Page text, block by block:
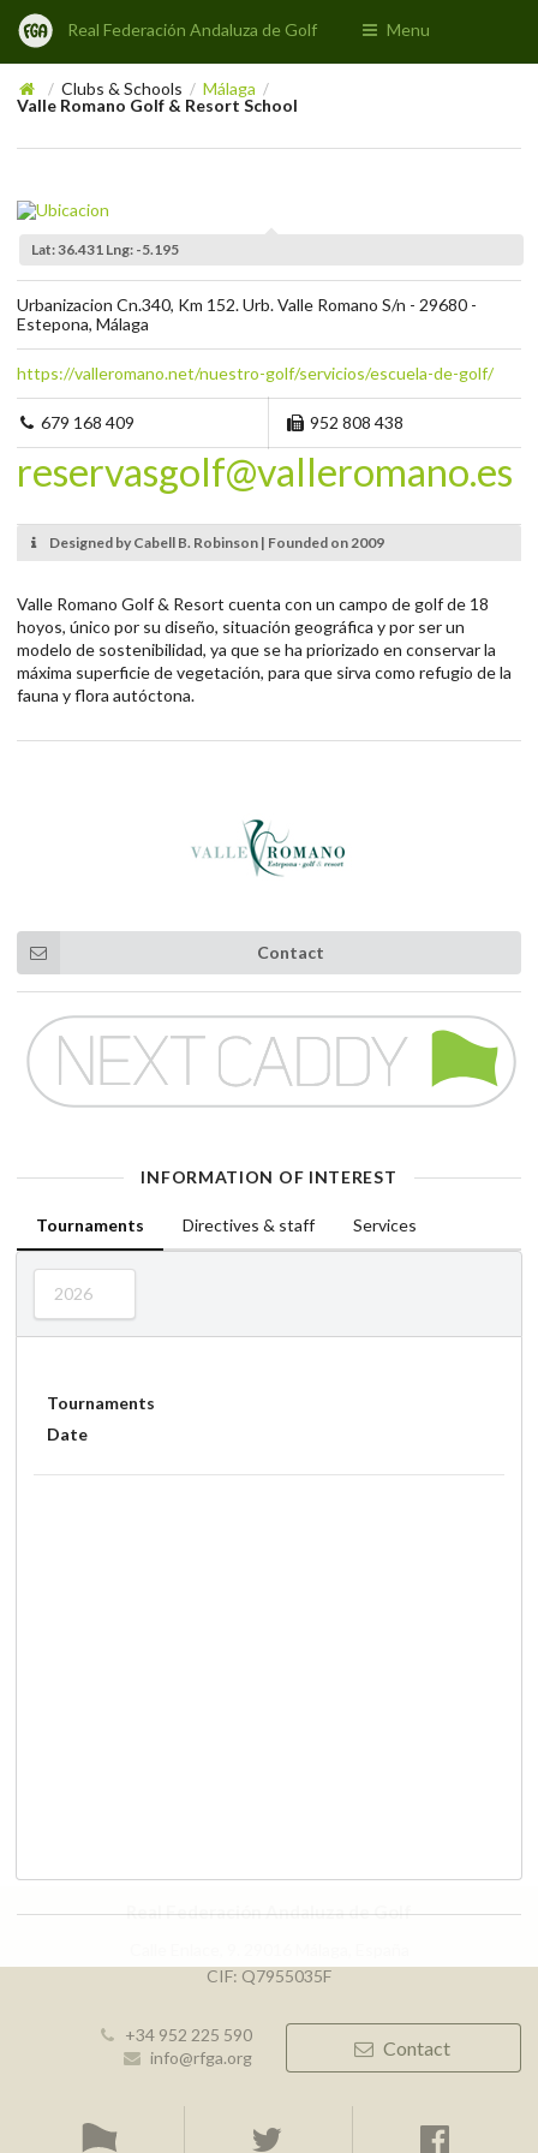
Real Federación Andaluza de Golf Menu
/ Clubs & Schools / Málaga /
Valle Romano Golf & Resort School
Lat: 36.431 Lng: -5.195
Urbanizacion Cn.340, Km 152. Urb. Valle Romano S/n - 29680 -
Estepona, Málaga
https://valleromano.net/nuestro-golf/servicios/escuela-de-golf/
679 168 409 952 808 438
reservasgolf@valleromano.es
Designed by Cabell B. Robinson | Founded on 2009
Valle Romano Golf & Resort cuenta con un campo de golf de 18
hoyos, único por su diseño, situación geográfica y por ser un
modelo de sostenibilidad, ya que se ha priorizado en conservar la
máxima superficie de vegetación, para que sirva como refugio de la
fauna y flora autóctona.
Contact
INFORMATION OF INTEREST
Tournaments Directives & staff Services
2026
Tournaments
Date
Real Federación Andaluza de Golf
CIF: Q7955035F
+34 952 225 590
info@rfga.org
Contact